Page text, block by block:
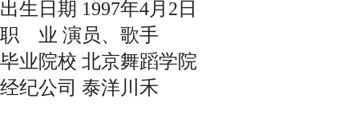
出生日期 1997年4月2日
职 业 演员、歌手
毕业院校 北京舞蹈学院
经纪公司 泰洋川禾